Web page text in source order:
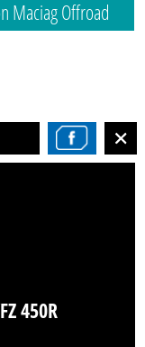
Maciag Offroad
450R